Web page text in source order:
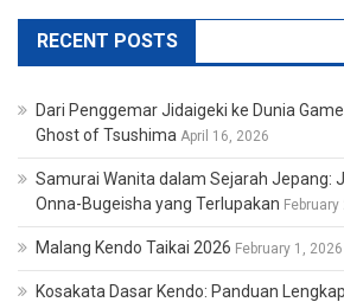
RECENT POSTS
Dari Penggemar Jidaigeki ke Dunia
Ghost of Tsushima April 16, 2026
Samurai Wanita dalam Sejarah Jepang:
Onna-Bugeisha yang Terlupakan February
Malang Kendo Taikai 2026 February 1, 2026
Kosakata Dasar Kendo: Panduan